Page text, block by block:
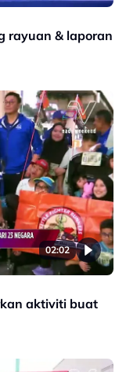
rayuan & laporan
02:02
aktiviti buat